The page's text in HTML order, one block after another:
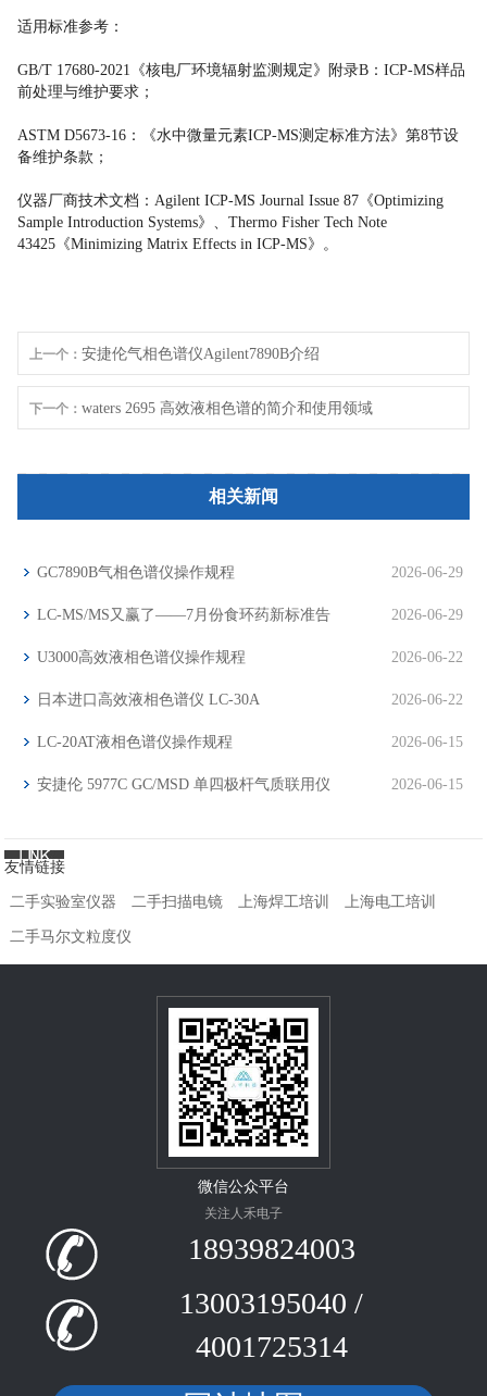
适用标准参考：
GB/T 17680-2021《核电厂环境辐射监测规定》附录B：ICP-MS样品
前处理与维护要求；
ASTM D5673-16：《水中微量元素ICP-MS测定标准方法》第8节设
备维护条款；
仪器厂商技术文档：Agilent ICP-MS Journal Issue 87《Optimizing
Sample Introduction Systems》、Thermo Fisher Tech Note
43425《Minimizing Matrix Effects in ICP-MS》。
上一个： 安捷伦气相色谱仪Agilent7890B介绍
下一个： waters 2695 高效液相色谱的简介和使用领域
相关新闻
GC7890B气相色谱仪操作规程 2026-06-29
LC-MS/MS又赢了——7月份食环药新标准告
诉你分析仪器市场下一步往哪走
2026-06-29
U3000高效液相色谱仪操作规程 2026-06-22
日本进口高效液相色谱仪 LC-30A 2026-06-22
LC-20AT液相色谱仪操作规程 2026-06-15
安捷伦 5977C GC/MSD 单四极杆气质联用仪 2026-06-15
友情链接
二手实验室仪器 二手扫描电镜 上海焊工培训 上海电工培训
二手马尔文粒度仪
微信公众平台
关注人禾电子
18939824003
13003195040 /
4001725314